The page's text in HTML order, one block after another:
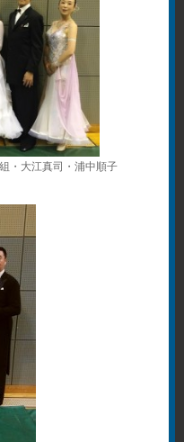
・大江真司・浦中順子